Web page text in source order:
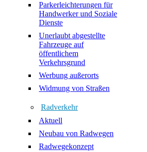
Parkerleichterungen für
Handwerker und Soziale
Dienste
Unerlaubt abgestellte
Fahrzeuge auf
öffentlichem
Verkehrsgrund
Werbung außerorts
Widmung von Straßen
Radverkehr
Aktuell
Neubau von Radwegen
Radwegekonzept